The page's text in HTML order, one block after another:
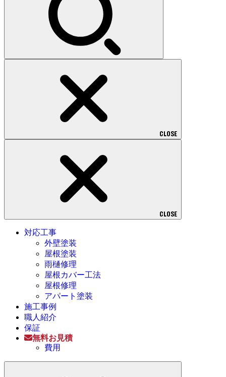
CLOSE
CLOSE
対応工事
外壁塗装
屋根塗装
雨樋修理
屋根カバー工法
屋根修理
アパート塗装
施工事例
職人紹介
保証
無料お見積
費用